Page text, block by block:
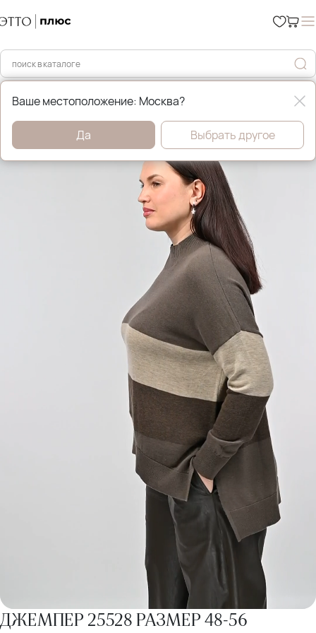
Главная Джемперы, свитера и кардиганы
ДЖЕМПЕР 25528 РАЗМЕР 48-56
Ваше местоположение: Москва?
Да Выбрать другое